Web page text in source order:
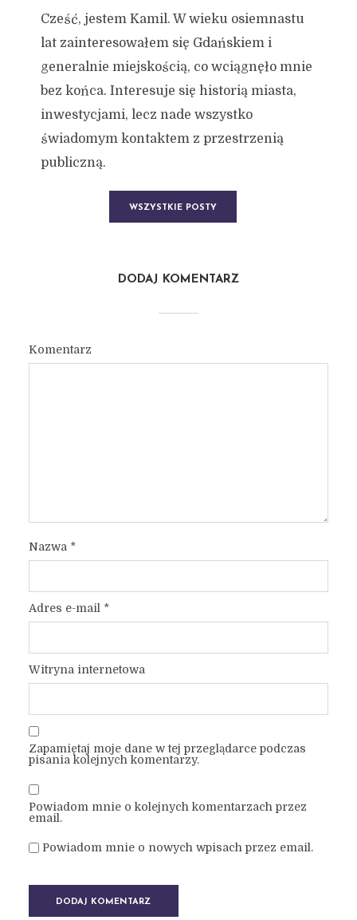
Cześć, jestem Kamil. W wieku osiemnastu
lat zainteresowałem się Gdańskiem i
generalnie miejskością, co wciągnęło mnie
bez końca. Interesuje się historią miasta,
inwestycjami, lecz nade wszystko
świadomym kontaktem z przestrzenią
publiczną.
WSZYSTKIE POSTY
DODAJ KOMENTARZ
Komentarz
Nazwa *
Adres e-mail *
Witryna internetowa
Zapamiętaj moje dane w tej przeglądarce podczas
pisania kolejnych komentarzy.
Powiadom mnie o kolejnych komentarzach przez
email.
Powiadom mnie o nowych wpisach przez email.